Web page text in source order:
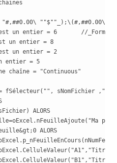
= "#,##0.00\ ""$""_);\(#,##0.00\
//_FormatCelluleMonétaire
un entier = 8
est un entier = 2
entier = 5
chaîne = "Continuous"
fSélecteur("", sNomFichier